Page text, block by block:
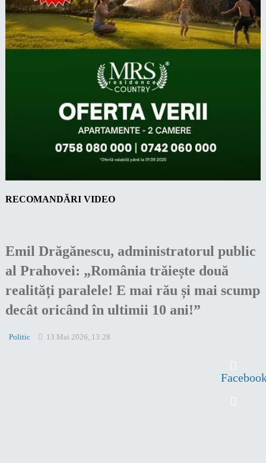
RECOMANDĂRI VIDEO
Emil Drăgănescu, administratorul public
al Prahovei: „România trăiește două
realități paralele! E mai rău și mai scump
decât oricând în ultimii 10 ani!”
Politic 13 Mai 2026, 13:28